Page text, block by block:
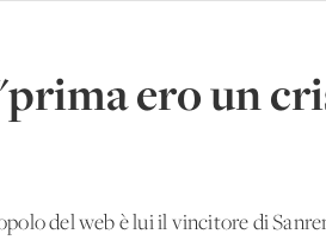
ero un
del web è lui il vincitore di